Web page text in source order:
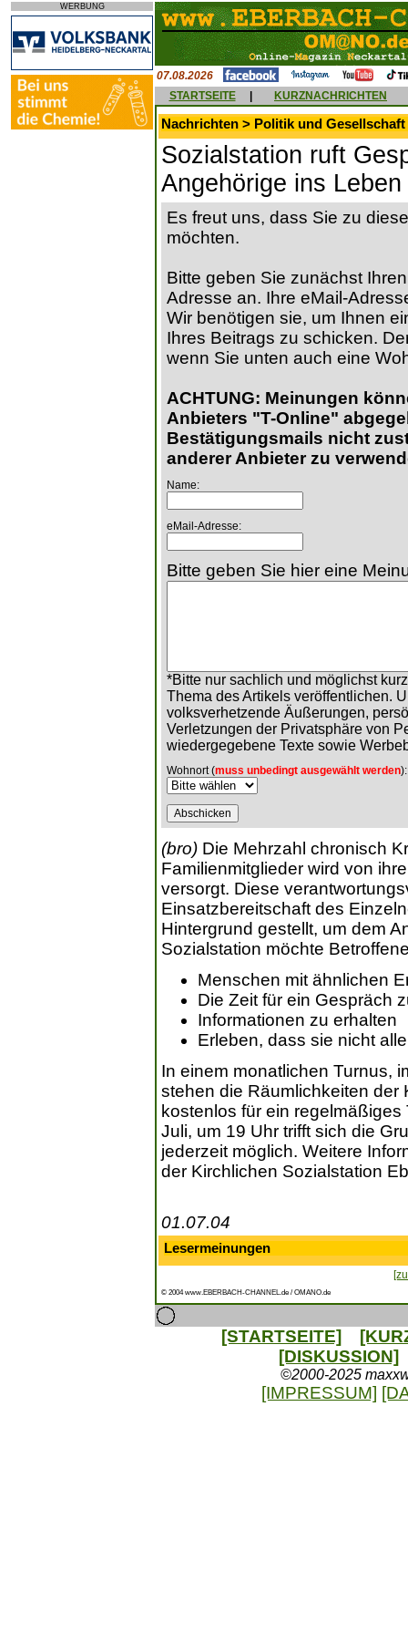
WERBUNG
07.08.2026
STARTSEITE
KURZNACHRICHTEN
Nachrichten > Politik und Gesellschaft
Sozialstation ruft
Angehörige ins Leben
Es freut uns, dass Sie zu
möchten.
Bitte geben Sie zunächst
Adresse an. Ihre eMail-
Wir benötigen sie, um Ihnen
Ihres Beitrags zu schicken.
wenn Sie unten auch eine
ACHTUNG: Meinungen
Anbieters "T-Online"
Bestätigungsmails nicht
anderer Anbieter zu
Name:
eMail-Adresse:
Bitte geben Sie hier eine
*Bitte nur sachlich und möglichst
Thema des Artikels veröffentlichen.
volksverhetzende Äußerungen,
Verletzungen der Privatsphäre von
wiedergegebene Texte sowie
Wohnort (muss unbedingt ausgewählt werden):
(bro) Die Mehrzahl chronisch
Familienmitglieder wird von
versorgt. Diese
Einsatzbereitschaft des
Hintergrund gestellt, um dem
Sozialstation möchte
Menschen mit ähnlichen
Die Zeit für ein Gespräch
Informationen zu erhalten
Erleben, dass sie nicht
In einem monatlichen Turnus,
stehen die Räumlichkeiten der
kostenlos für ein
Juli, um 19 Uhr trifft sich die
jederzeit möglich. Weitere
der Kirchlichen Sozialstation
01.07.04
Lesermeinungen
© 2004 www.EBERBACH-CHANNEL.de / OMANO.de
[STARTSEITE]
[DISKUSSION]
©2000-2025
[IMPRESSUM]